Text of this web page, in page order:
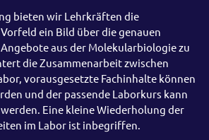
bieten wir Lehrkräften die
ein Bild über die genauen
aus der Molekularbiologie zu
die Zusammenarbeit zwischen
vorausgesetzte Fachinhalte können
und der passende Laborkurs kann
Eine kleine Wiederholung der
im Labor ist inbegriffen.